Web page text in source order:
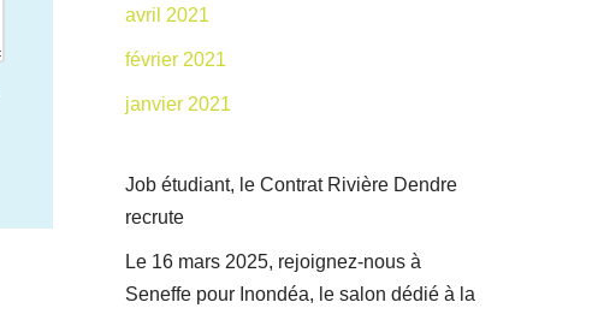
avril 2021
février 2021
janvier 2021
Job étudiant, le Contrat Rivière Dendre
recrute
Le 16 mars 2025, rejoignez-nous à
Seneffe pour Inondéa, le salon dédié à la